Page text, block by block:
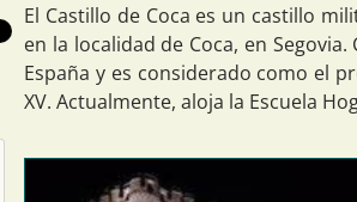
El Castillo de Coca es un castillo
en la localidad de Coca, en
España y es considerado como el
XV. Actualmente, aloja la Escuela